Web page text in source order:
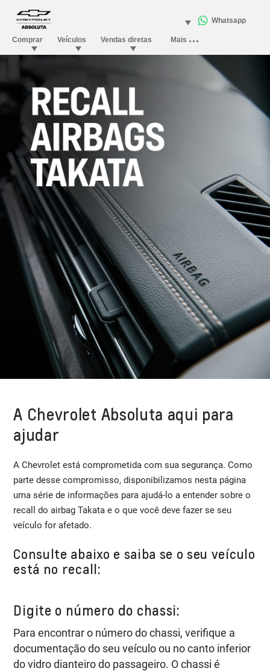
A Chevrolet Absoluta aqui para
ajudar
A Chevrolet está comprometida com sua segurança. Como
parte desse compromisso, disponibilizamos nesta página
uma série de informações para ajudá-lo a entender sobre o
recall do airbag Takata e o que você deve fazer se seu
veículo for afetado.
Consulte abaixo e saiba se o seu veículo
está no recall:
Digite o número do chassi:
Para encontrar o número do chassi, verifique a
documentação do seu veículo ou no canto inferior
do vidro dianteiro do passageiro. O chassi é